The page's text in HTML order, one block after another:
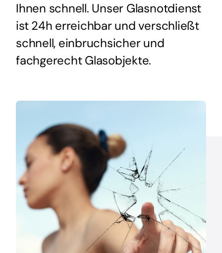
Ihnen schnell. Unser Glasnotdienst
ist 24h erreichbar und verschließt
schnell, einbruchsicher und
fachgerecht Glasobjekte.